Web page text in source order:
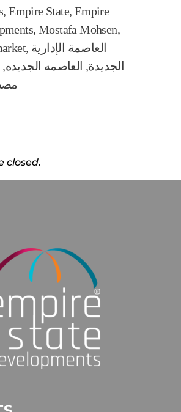
,Empire State, Empire
, Mostafa Mohsen,
, العاصمة الإدارية
الجديدة, العاصمه الجديده,
closed.